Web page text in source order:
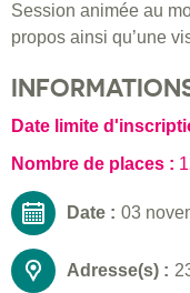
Session animée au
propos ainsi qu’une
Date limite
Nombre de places :
Date : 03
Adresse(s) :